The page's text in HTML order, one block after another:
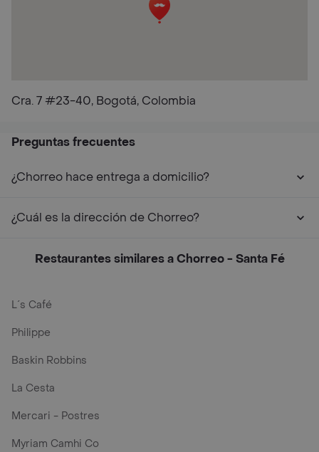
Cra. 7 #23-40, Bogotá, Colombia
Preguntas frecuentes
¿Chorreo hace entrega a domicilio?
¿Cuál es la dirección de Chorreo?
Restaurantes similares a Chorreo - Santa Fé
L´s Café
Philippe
Baskin Robbins
La Cesta
Mercari - Postres
Myriam Camhi Co